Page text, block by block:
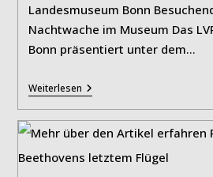
Landesmuseum Bonn
Nachtwache im Museum Das
Bonn präsentiert unter dem…
WeiterlesenEscape
Game
„Nachtwache“